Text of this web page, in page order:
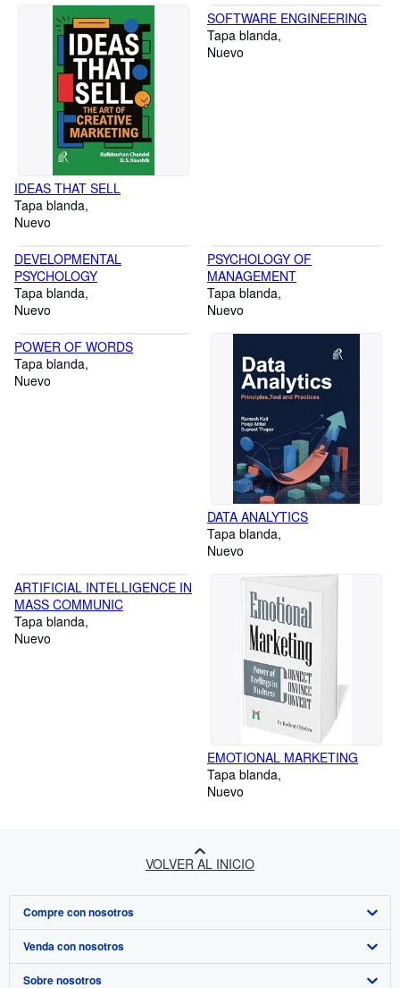
IDEAS THAT SELL
Tapa blanda
Nuevo
SOFTWARE ENGINEERING
Tapa blanda
Nuevo
DEVELOPMENTAL
PSYCHOLOGY
Tapa blanda
Nuevo
PSYCHOLOGY OF
MANAGEMENT
Tapa blanda
Nuevo
POWER OF WORDS
Tapa blanda
Nuevo
DATA ANALYTICS
Tapa blanda
Nuevo
ARTIFICIAL INTELLIGENCE IN
MASS COMMUNIC
Tapa blanda
Nuevo
EMOTIONAL MARKETING
Tapa blanda
Nuevo
VOLVER AL INICIO
Compre con nosotros
Búsqueda avanzada
Colecciones
Venda con nosotros
Comenzar a vender
Sobre nosotros